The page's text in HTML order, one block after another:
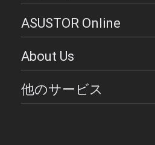
ASUSTOR Online
About Us
他のサービス